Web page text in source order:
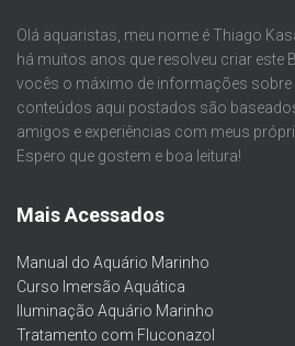
Olá aquaristas, meu nome é Thiago
há muitos anos que resolveu criar este
vocês o máximo de informações sobre
conteúdos aqui postados são
amigos e experiências com meus
Espero que gostem e boa leitura!
Mais Acessados
Manual do Aquário Marinho
Curso Imersão Aquática
Iluminação Aquário Marinho
Tratamento com Fluconazol